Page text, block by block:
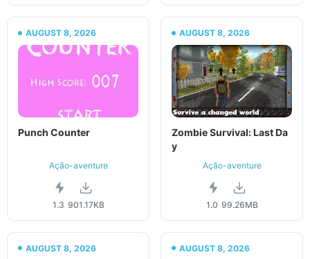
AUGUST 8, 2026
Punch Counter
Ação-aventure
1.3 901.17KB
AUGUST 8, 2026
Zombie Survival: Last Da
y
Ação-aventure
1.0 99.26MB
AUGUST 8, 2026 AUGUST 8, 2026